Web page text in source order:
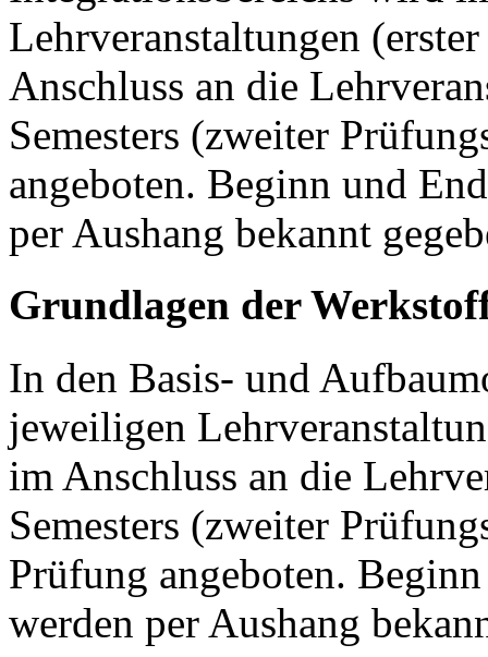
Lehrveranstaltungen
Anschluss an die
Semesters (zweiter
angeboten. Beginn und
per Aushang bekannt
Grundlagen der
In den Basis- und
jeweiligen
im Anschluss an die
Semesters (zweiter
Prüfung angeboten.
werden per Aushang